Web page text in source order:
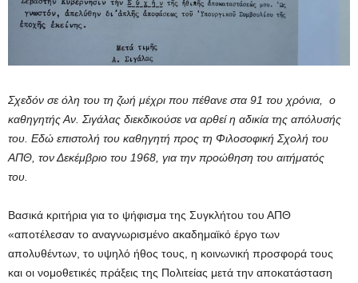
Σχεδόν σε όλη του τη ζωή μέχρι που πέθανε στα 91 του χρόνια, ο
καθηγητής Αν. Σιγάλας διεκδικούσε να αρθεί η αδικία της απόλυσής
του. Εδώ επιστολή του καθηγητή προς τη Φιλοσοφική Σχολή του
ΑΠΘ, τον Δεκέμβριο του 1968, για την προώθηση του αιτήματός
του.
Βασικά κριτήρια για το ψήφισμα της Συγκλήτου του ΑΠΘ
«αποτέλεσαν το αναγνωρισμένο ακαδημαϊκό έργο των
απολυθέντων, το υψηλό ήθος τους, η κοινωνική προσφορά τους
και οι νομοθετικές πράξεις της Πολιτείας μετά την αποκατάσταση